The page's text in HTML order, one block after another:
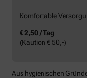
Komfortable
€ 2,50 / Tag
(Kaution € 50,-)
Aus hygienischen